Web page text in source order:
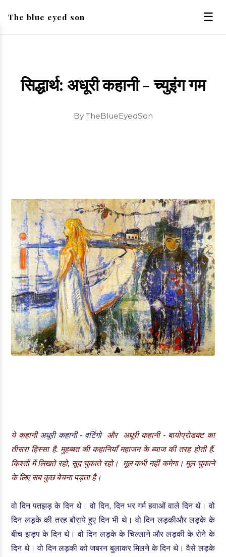
The blue eyed son ☰
सिद्धार्थ: अधूरी कहानी - च्युइंग गम
By TheBlueEyedSon
ये कहानीअधूरी कहानी - वर्टिगोऔर अधूरी कहानी - बायोप्रोडक्ट का
तीसरा हिस्सा है. मुहब्बत की कहानियाँ महाजन के ब्याज की तरह होती हैं.
किश्तों में लिखते रहो, सूद चुकाते रहो। मूल कभी नहीं कमेगा। मूल चुकाने
के लिए सब कुछ बेचना पड़ता है।
वो दिन पतझड़ के दिन थे। वो दिन, दिन भर गर्म हवाओं वाले दिन थे। वो
दिन लड़के की तरह बौराये हुए दिन भी थे। वो दिन लड़कीऔर लड़के के
बीच झड़प के दिन थे। वो दिन लड़के के चिल्लाने और लड़की के रोने के
दिन थे। वो दिन लड़की को जबरन बुलाकर मिलने के दिन थे। वैसे लड़के